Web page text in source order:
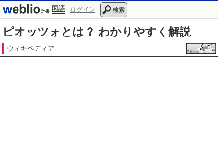
国語 ログイン 検索
ピオッツォとは？ わかりやすく解説
ウィキペディア